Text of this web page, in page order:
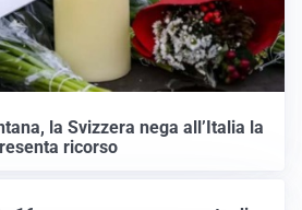
la Svizzera nega all’Italia la
ricorso